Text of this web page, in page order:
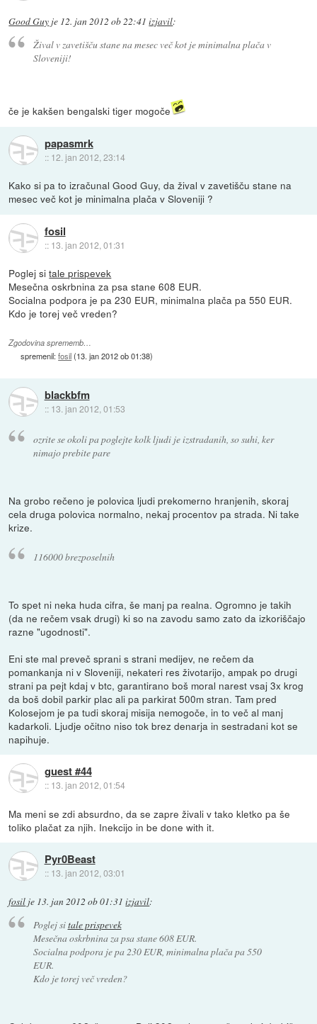
Good Guy je 12. jan 2012 ob 22:41 izjavil:
Žival v zavetišču stane na mesec več kot je minimalna plača v
Sloveniji!
če je kakšen bengalski tiger mogoče
papasmrk
:: 12. jan 2012, 23:14
Kako si pa to izračunal Good Guy, da žival v zavetišču stane na
mesec več kot je minimalna plača v Sloveniji ?
fosil
:: 13. jan 2012, 01:31
Poglej sitale prispevek
Mesečna oskrbnina za psa stane 608 EUR.
Socialna podpora je pa 230 EUR, minimalna plača pa 550 EUR.
Kdo je torej več vreden?
Zgodovina sprememb…
spremenil:fosil(13. jan 2012 ob 01:38)
blackbfm
:: 13. jan 2012, 01:53
ozrite se okoli pa poglejte kolk ljudi je izstradanih, so suhi, ker
nimajo prebite pare
Na grobo rečeno je polovica ljudi prekomerno hranjenih, skoraj
cela druga polovica normalno, nekaj procentov pa strada. Ni take
krize.
116000 brezposelnih
To spet ni neka huda cifra, še manj pa realna. Ogromno je takih
(da ne rečem vsak drugi) ki so na zavodu samo zato da izkoriščajo
razne "ugodnosti".
Eni ste mal preveč sprani s strani medijev, ne rečem da
pomankanja ni v Sloveniji, nekateri res životarijo, ampak po drugi
strani pa pejt kdaj v btc, garantirano boš moral narest vsaj 3x krog
da boš dobil parkir plac ali pa parkirat 500m stran. Tam pred
Kolosejom je pa tudi skoraj misija nemogoče, in to več al manj
kadarkoli. Ljudje očitno niso tok brez denarja in sestradani kot se
napihuje.
guest #44
:: 13. jan 2012, 01:54
Ma meni se zdi absurdno, da se zapre živali v tako kletko pa še
toliko plačat za njih. Inekcijo in be done with it.
Pyr0Beast
:: 13. jan 2012, 03:01
fosil je 13. jan 2012 ob 01:31 izjavil:
Poglej sitale prispevek
Mesečna oskrbnina za psa stane 608 EUR.
Socialna podpora je pa 230 EUR, minimalna plača pa 550
EUR.
Kdo je torej več vreden?